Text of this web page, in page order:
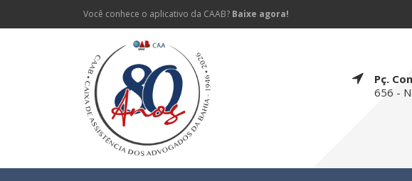
Você conhece o aplicativo da CAAB? Baixe agora!
Pç.
656 -